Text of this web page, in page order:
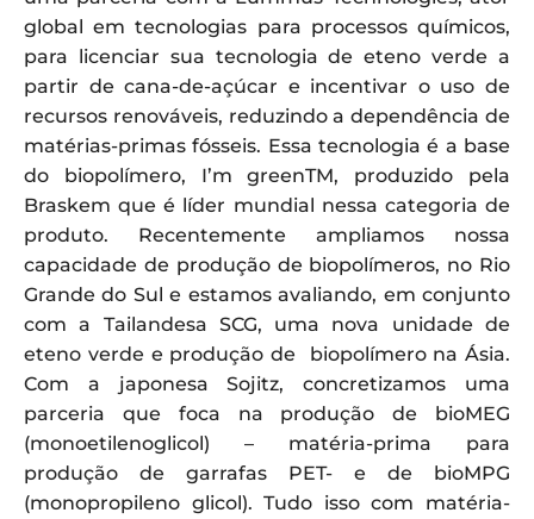
global em tecnologias para processos químicos,
para licenciar sua tecnologia de eteno verde a
partir de cana-de-açúcar e incentivar o uso de
recursos renováveis, reduzindo a dependência de
matérias-primas fósseis. Essa tecnologia é a base
do biopolímero, I’m greenTM, produzido pela
Braskem que é líder mundial nessa categoria de
produto. Recentemente ampliamos nossa
capacidade de produção de biopolímeros, no Rio
Grande do Sul e estamos avaliando, em conjunto
com a Tailandesa SCG, uma nova unidade de
eteno verde e produção de biopolímero na Ásia.
Com a japonesa Sojitz, concretizamos uma
parceria que foca na produção de bioMEG
(monoetilenoglicol) – matéria-prima para
produção de garrafas PET- e de bioMPG
(monopropileno glicol). Tudo isso com matéria-